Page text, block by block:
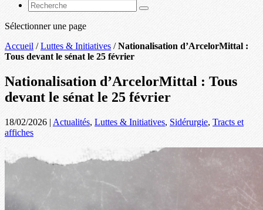
Sélectionner une page
Accueil /Luttes & Initiatives /Nationalisation d’ArcelorMittal :
Tous devant le sénat le 25 février
Nationalisation d’ArcelorMittal : Tous
devant le sénat le 25 février
18/02/2026 | Actualités, Luttes & Initiatives, Sidérurgie, Tracts et
affiches